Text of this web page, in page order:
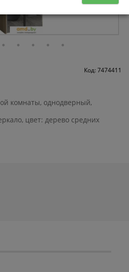
Код: 7474411
комнаты, однодверный,
цвет: дерево средних